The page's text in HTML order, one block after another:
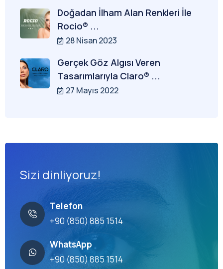
Doğadan İlham Alan Renkleri İle
Rocio® ...
28 Nisan 2023
Gerçek Göz Algısı Veren
Tasarımlarıyla Claro® ...
27 Mayıs 2022
Sizi dinliyoruz!
Telefon
+90 (850) 885 1514
WhatsApp
+90 (850) 885 1514